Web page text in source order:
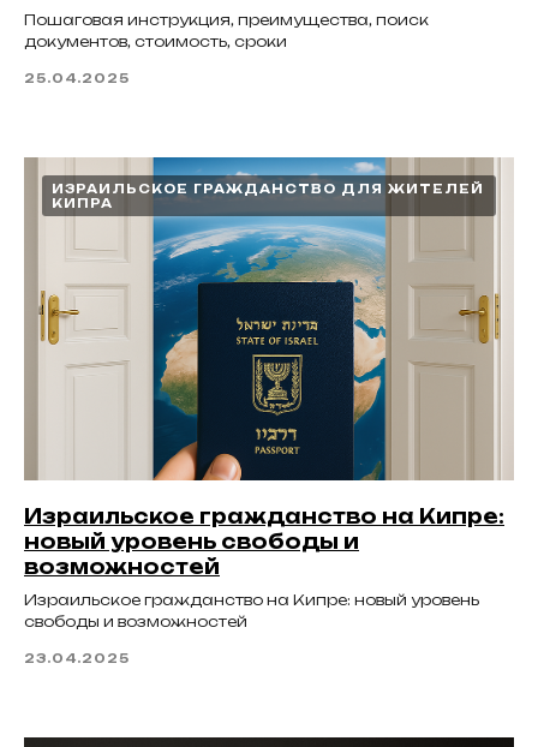
Пошаговая инструкция, преимущества, поиск
документов, стоимость, сроки
25.04.2025
ИЗРАИЛЬСКОЕ ГРАЖДАНСТВО ДЛЯ ЖИТЕЛЕЙ
КИПРА
Израильское гражданство на Кипре:
новый уровень свободы и
возможностей
Израильское гражданство на Кипре: новый уровень
свободы и возможностей
23.04.2025